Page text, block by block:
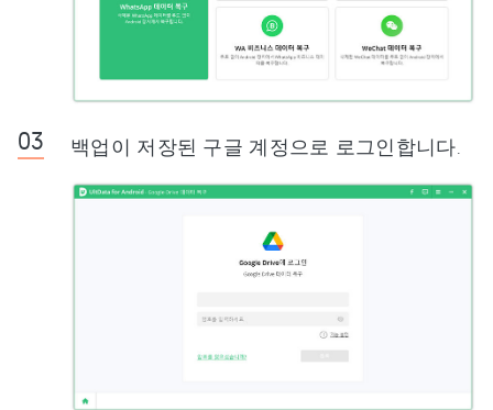
백업이 저장된 구글 계정으로 로그인합니다.